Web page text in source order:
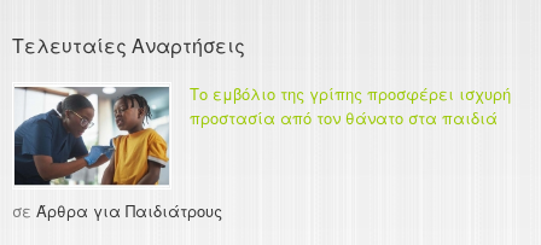
Τελευταίες Αναρτήσεις
Το εμβόλιο της γρίπης προσφέρει ισχυρή
προστασία από τον θάνατο στα παιδιά
σε Άρθρα για Παιδιάτρους